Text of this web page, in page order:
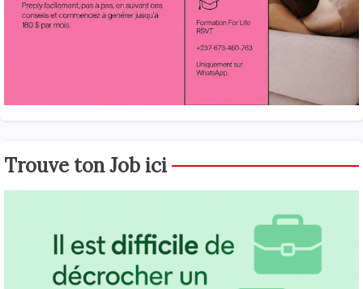
Trouve ton Job ici